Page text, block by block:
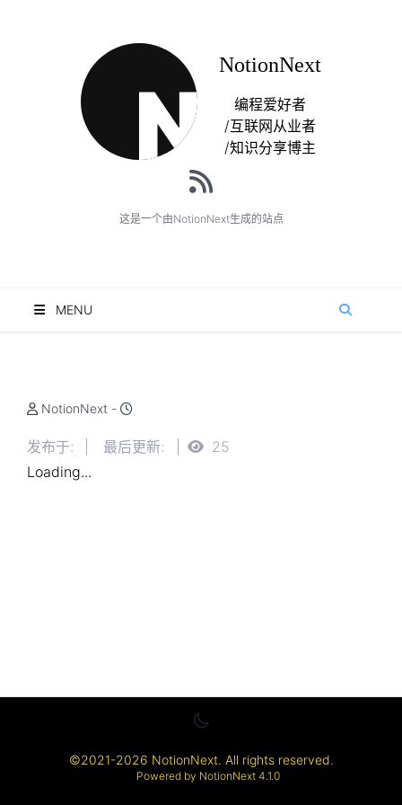
NotionNext
编程爱好者
/互联网从业者
/知识分享博主
这是一个由NotionNext生成的站点
MENU
分类
标签
NotionNext -
发布于: 最后更新:
25
Loading...
©2021-2026 NotionNext. All rights reserved.
Powered by NotionNext 4.1.0